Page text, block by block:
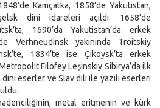
Kamçatka, 1858’de Yakutistan,
dini idareleri açıldı. 1658’de
1690’da Yakutistan’da erkek
Verhneudinsk yakınında Troitskiy
1834’te ise Çikoysk’ta erkek
Metropolit Filofey Leşinskiy Sibirya’da ilk
dini eserler ve Slav dili ile yazılı eserleri
metal eritmenin ve kürk